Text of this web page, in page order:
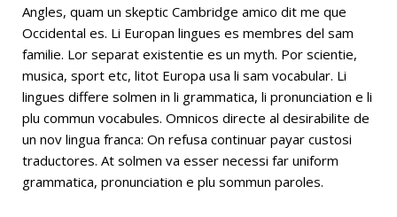
Angles, quam un skeptic Cambridge amico dit me que
Occidental es. Li Europan lingues es membres del sam
familie. Lor separat existentie es un myth. Por scientie,
musica, sport etc, litot Europa usa li sam vocabular. Li
lingues differe solmen in li grammatica, li pronunciation e li
plu commun vocabules. Omnicos directe al desirabilite de
un nov lingua franca: On refusa continuar payar custosi
traductores. At solmen va esser necessi far uniform
grammatica, pronunciation e plu sommun paroles.